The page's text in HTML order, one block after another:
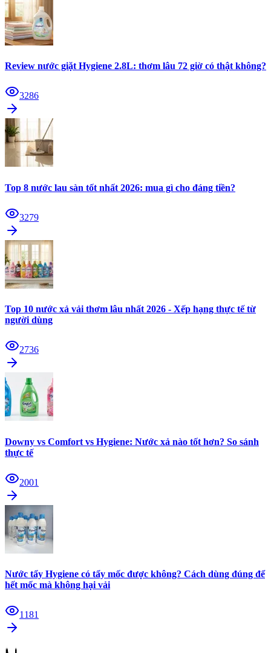
Review nước giặt Hygiene 2.8L: thơm lâu 72 giờ có thật không?
3286
Top 8 nước lau sàn tốt nhất 2026: mua gì cho đáng tiền?
3279
Top 10 nước xả vải thơm lâu nhất 2026 - Xếp hạng thực tế từ
người dùng
2736
Downy vs Comfort vs Hygiene: Nước xả nào tốt hơn? So sánh
thực tế
2001
Nước tẩy Hygiene có tẩy mốc được không? Cách dùng đúng để
hết mốc mà không hại vải
1181